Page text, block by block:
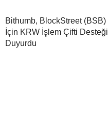
Bithumb, BlockStreet (BSB)
İçin KRW İşlem Çifti Desteği
Duyurdu